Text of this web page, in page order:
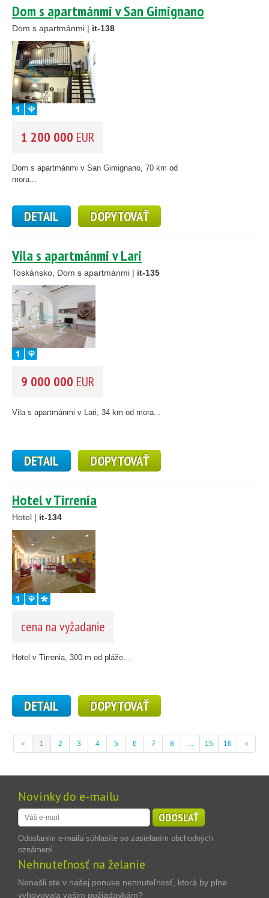
Dom s apartmánmi v San Gimignano
Dom s apartmánmi | it-138
1 200 000 EUR
Dom s apartmánmi v San Gimignano, 70 km od
mora...
DETAIL DOPYTOVAŤ
Vila s apartmánmi v Lari
Toskánsko, Dom s apartmánmi | it-135
9 000 000 EUR
Vila s apartmánmi v Lari, 34 km od mora...
DETAIL DOPYTOVAŤ
Hotel v Tirrenia
Hotel | it-134
cena na vyžadanie
Hotel v Tirrenia, 300 m od pláže…
DETAIL DOPYTOVAŤ
« 1 2 3 4 5 6 7 8 15 16 »
Novinky do e-mailu
ODOSLAŤ
Odoslaním e-mailu súhlasíte so zasielaním obchodných
oznámení.
Nehnuteľnosť na želanie
Nenašli ste v našej ponuke nehnuteľnosť, ktorá by plne
vyhovovala vašim požiadavkám?